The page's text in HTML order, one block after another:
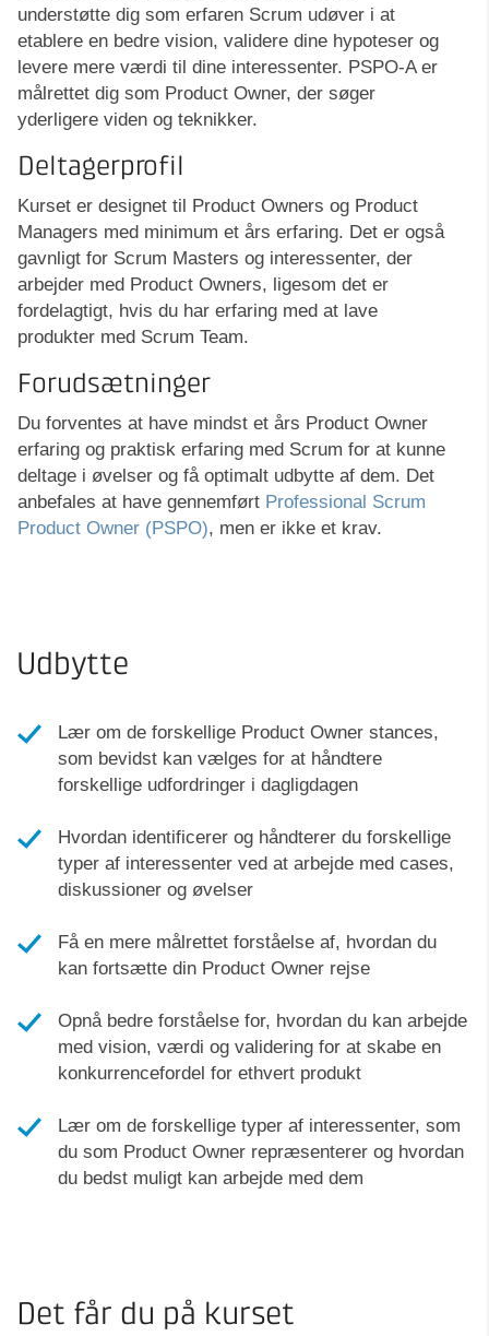
understøtte dig som erfaren Scrum udøver i at
etablere en bedre vision, validere dine hypoteser og
levere mere værdi til dine interessenter. PSPO-A er
målrettet dig som Product Owner, der søger
yderligere viden og teknikker.
Deltagerprofil
Kurset er designet til Product Owners og Product
Managers med minimum et års erfaring. Det er også
gavnligt for Scrum Masters og interessenter, der
arbejder med Product Owners, ligesom det er
fordelagtigt, hvis du har erfaring med at lave
produkter med Scrum Team.
Forudsætninger
Du forventes at have mindst et års Product Owner
erfaring og praktisk erfaring med Scrum for at kunne
deltage i øvelser og få optimalt udbytte af dem. Det
anbefales at have gennemført Professional Scrum
Product Owner (PSPO), men er ikke et krav.
Udbytte
Lær om de forskellige Product Owner stances,
som bevidst kan vælges for at håndtere
forskellige udfordringer i dagligdagen
Hvordan identificerer og håndterer du forskellige
typer af interessenter ved at arbejde med cases,
diskussioner og øvelser
Få en mere målrettet forståelse af, hvordan du
kan fortsætte din Product Owner rejse
Opnå bedre forståelse for, hvordan du kan arbejde
med vision, værdi og validering for at skabe en
konkurrencefordel for ethvert produkt
Lær om de forskellige typer af interessenter, som
du som Product Owner repræsenterer og hvordan
du bedst muligt kan arbejde med dem
Det får du på kurset